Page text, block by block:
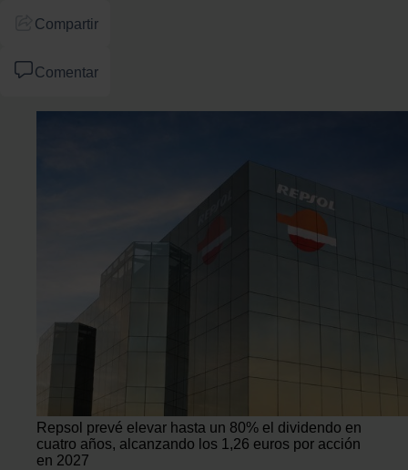
Compartir
Comentar
Repsol prevé elevar hasta un 80% el dividendo en
cuatro años, alcanzando los 1,26 euros por acción
en 2027